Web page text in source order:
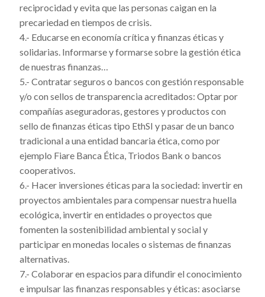
reciprocidad y evita que las personas caigan en la
precariedad en tiempos de crisis.
4.- Educarse en economía crítica y finanzas éticas y
solidarias. Informarse y formarse sobre la gestión ética
de nuestras finanzas…
5.- Contratar seguros o bancos con gestión responsable
y/o con sellos de transparencia acreditados: Optar por
compañías aseguradoras, gestores y productos con
sello de finanzas éticas tipo EthSI y pasar de un banco
tradicional a una entidad bancaria ética, como por
ejemplo Fiare Banca Ética, Triodos Bank o bancos
cooperativos.
6.- Hacer inversiones éticas para la sociedad: invertir en
proyectos ambientales para compensar nuestra huella
ecológica, invertir en entidades o proyectos que
fomenten la sostenibilidad ambiental y social y
participar en monedas locales o sistemas de finanzas
alternativas.
7.- Colaborar en espacios para difundir el conocimiento
e impulsar las finanzas responsables y éticas: asociarse